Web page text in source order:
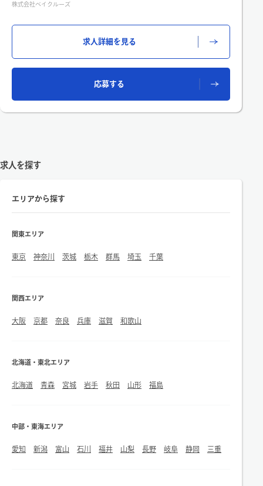
・月末〆の経費請求書処理 ・会社名義カード保有者の精
株式会社ベイクルーズ
求人詳細を見る
応募する
求人を探す
エリアから探す
関東エリア
東京 神奈川 茨城 栃木 群馬 埼玉 千葉
関西エリア
大阪 京都 奈良 兵庫 滋賀 和歌山
北海道・東北エリア
北海道 青森 宮城 岩手 秋田 山形 福島
中部・東海エリア
愛知 新潟 富山 石川 福井 山梨 長野 岐阜 静岡 三重